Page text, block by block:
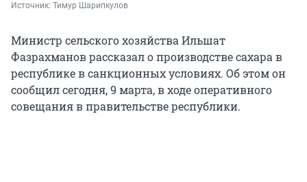
Источник: Тимур Шарипкулов
Министр сельского хозяйства Ильшат
Фазрахманов рассказал о производстве сахара в
республике в санкционных условиях. Об этом он
сообщил сегодня, 9 марта, в ходе оперативного
совещания в правительстве республики.